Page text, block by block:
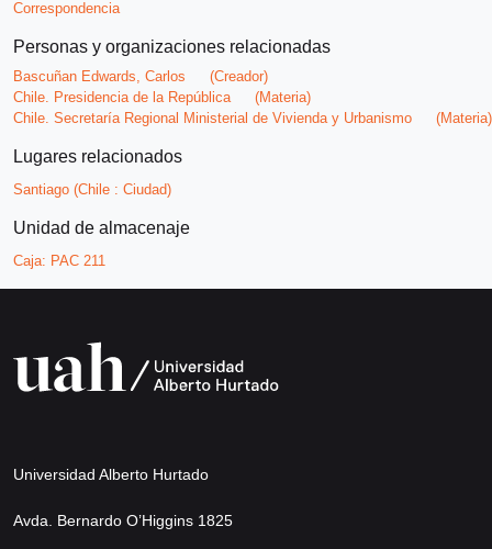
Correspondencia
Personas y organizaciones relacionadas
Bascuñan Edwards, Carlos
(Creador)
Chile. Presidencia de la República
(Materia)
Chile. Secretaría Regional Ministerial de Vivienda y Urbanismo
(Materia)
Lugares relacionados
Santiago (Chile : Ciudad)
Unidad de almacenaje
Caja: PAC 211
Universidad Alberto Hurtado
Avda. Bernardo O’Higgins 1825